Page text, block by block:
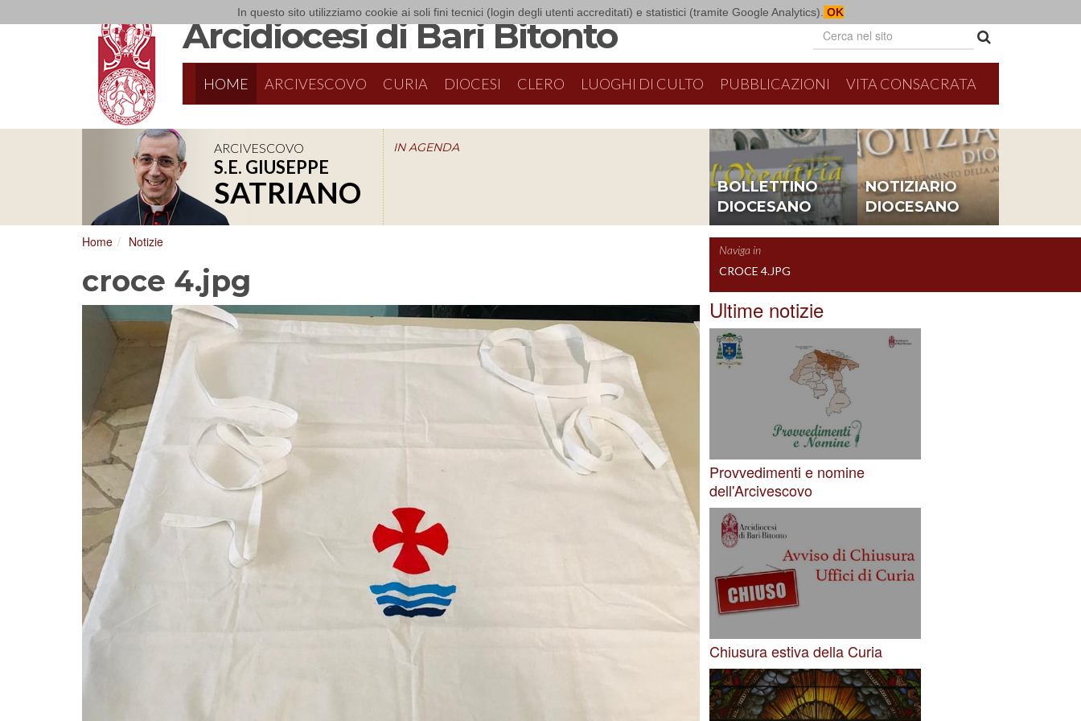
In questo sito utilizziamo cookie ai soli fini tecnici (login degli utenti accreditati) e statistici (tramite Google Analytics). OK
Arcidiocesi di Bari Bitonto
HOME ARCIVESCOVO CURIA DIOCESI CLERO LUOGHI DI CULTO PUBBLICAZIONI VITA CONSACRATA
ARCIVESCOVO
S.E. GIUSEPPE
SATRIANO
IN AGENDA
BOLLETTINO
DIOCESANO
NOTIZIARIO
DIOCESANO
Home Notizie
croce 4.jpg
Naviga in
CROCE 4.JPG
Ultime notizie
Provvedimenti e nomine
dell'Arcivescovo
Chiusura estiva della Curia